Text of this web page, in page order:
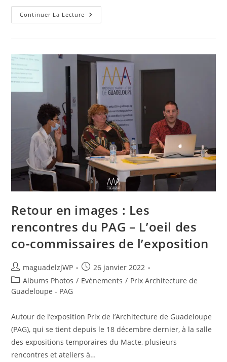
Continuer La Lecture Retour
En
–
Restauration
Réhabilitation
Résidence
Préfectorale
Retour en images : Les
rencontres du PAG – L’oeil des
co-commissaires de l’exposition
Auteur/autrice
de
la
publication :
maguadelzjWP
Publication
publiée :
26 janvier 2022
Post
category:
Albums Photos / Evènements / Prix Architecture de
Guadeloupe - PAG
Autour de l’exposition Prix de l’Architecture de Guadeloupe
(PAG), qui se tient depuis le 18 décembre dernier, à la salle
des expositions temporaires du Macte, plusieurs
rencontres et ateliers à…